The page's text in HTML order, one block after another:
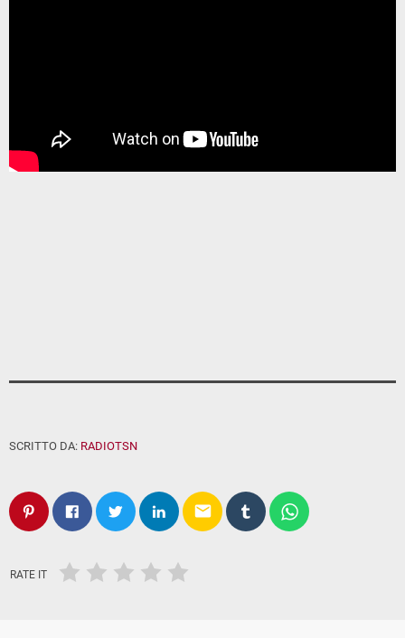
SCRITTO DA: RADIOTSN
email
RATE IT